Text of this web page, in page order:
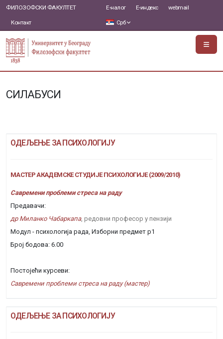
ФИЛОЗОФСКИ ФАКУЛТЕТ
Контакт
Е-налог Е-индекс webmail
Срб
СИЛАБУСИ
ОДЕЉЕЊЕ ЗА ПСИХОЛОГИЈУ
МАСТЕР АКАДЕМСКЕ СТУДИЈЕ ПСИХОЛОГИЈЕ (2009/2010)
Савремени проблеми стреса на раду
Предавачи:
др Миланко Чабаркапа, редовни професор у пензији
Модул - психологија рада, Изборни предмет р1
Број бодова: 6.00
Постојећи курсеви:
Савремени проблеми стреса на раду (мастер)
ОДЕЉЕЊЕ ЗА ПСИХОЛОГИЈУ